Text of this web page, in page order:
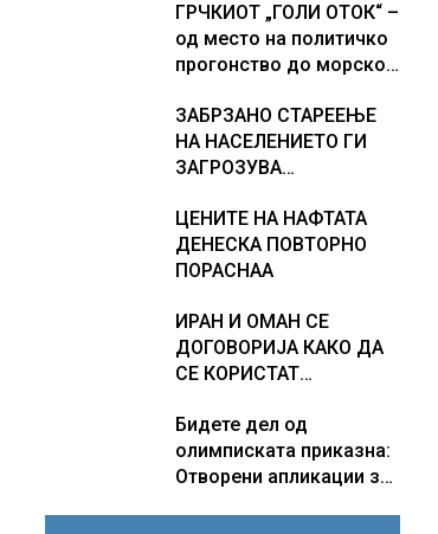
ГРЧКИОТ „ГОЛИ ОТОК“ –
од место на политичко
прогонство до морско
ЗАБРЗАНО СТАРЕЕЊЕ
НА НАСЕЛЕНИЕТО ГИ
ЗАГРОЗУВА
ВО ЕВРОПА и
долгорочниот
економски раст
ЦЕНИТЕ НА НАФТАТА
ДЕНЕСКА ПОВТОРНО
ПОРАСНАА
ИРАН И ОМАН СЕ
ДОГОВОРИЈА КАКО ДА
СЕ КОРИСТАТ
КОРИДОРИ ЗА
БРОДОВИТЕ НИЗ
ОРМУСКАТА ТЕСНИНА
Бидете дел од
олимписката приказна:
Отворени апликации за